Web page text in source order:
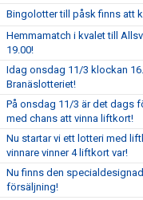
Bingolotter till påsk finns att
Hemmamatch i kvalet till
19.00!
Idag onsdag 11/3 klockan
Branäslotteriet!
På onsdag 11/3 är det dags
med chans att vinna liftkort!
Nu startar vi ett lotteri med
vinnare vinner 4 liftkort var!
Nu finns den
försäljning!